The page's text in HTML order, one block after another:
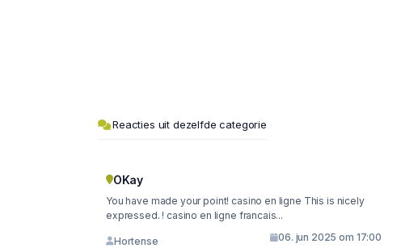
Reacties uit dezelfde categorie
OKay
You have made your point! casino en ligne This is nicely
expressed. ! casino en ligne francais...
Hortense 06. jun 2025 om 17:00